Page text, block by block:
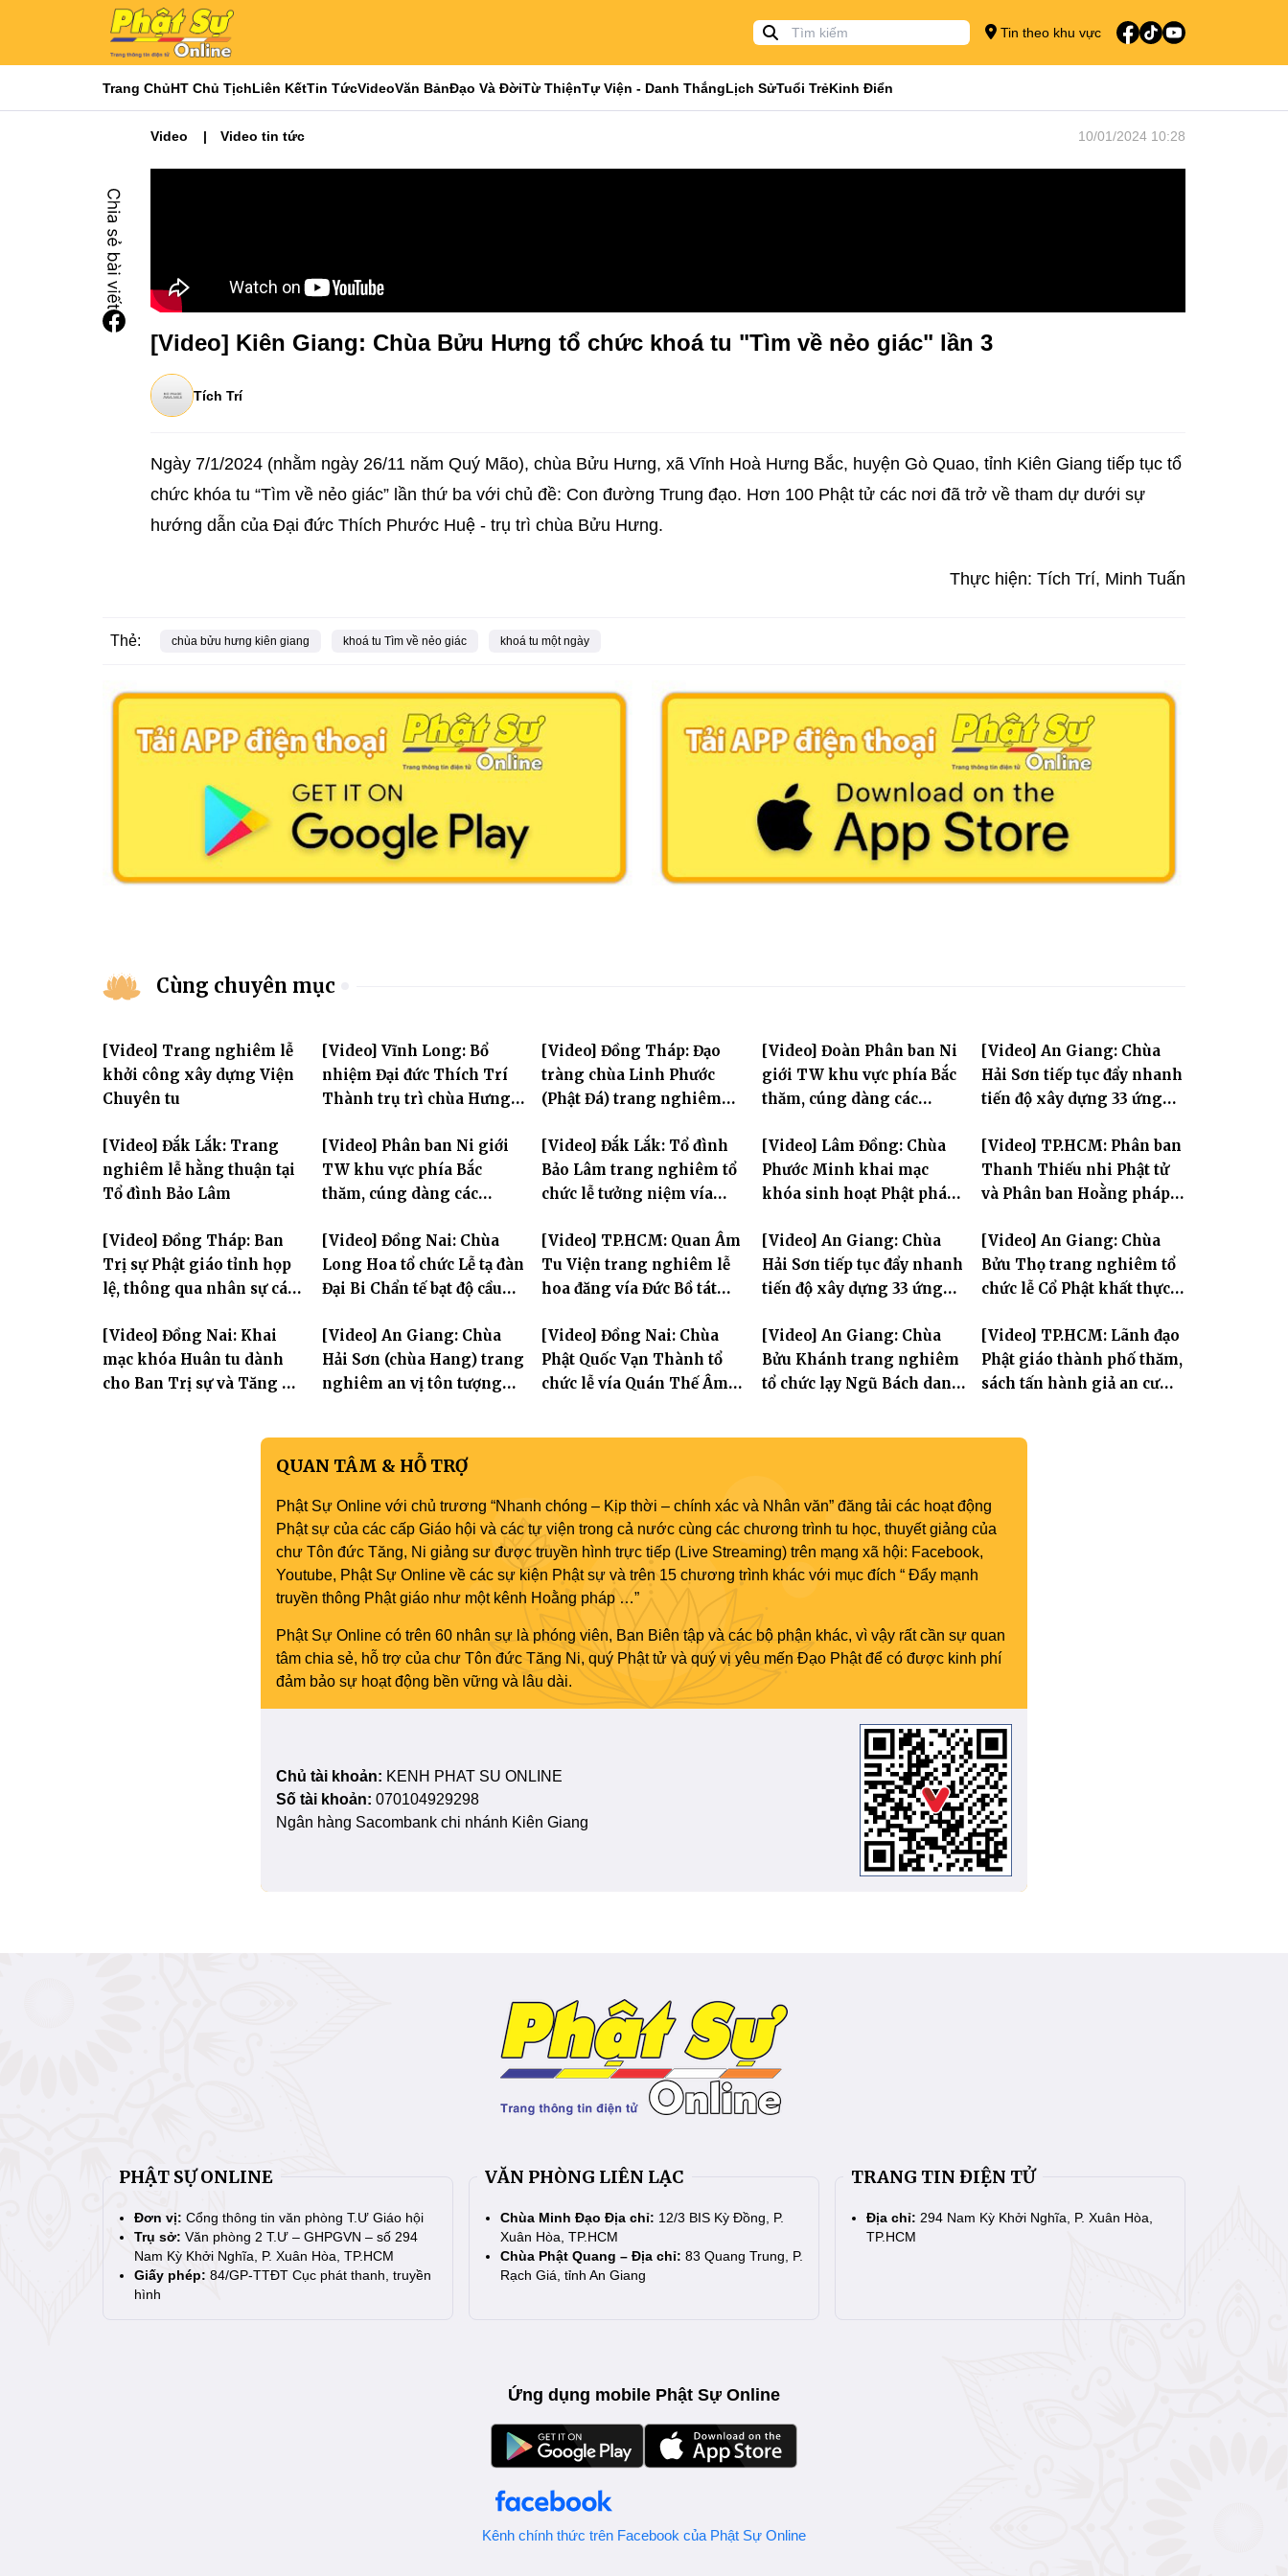
Tin theo khu vực
Trang ChủHT Chủ TịchLiên KếtTin TứcVideoVăn BảnĐạo Và ĐờiTừ ThiệnTự Viện - Danh ThắngLịch SửTuổi TrẻKinh Điển
Video Video tin tức 10/01/2024 10:28
[Video] Kiên Giang: Chùa Bửu Hưng tổ chức khoá tu "Tìm về nẻo giác" lần 3
Tích Trí
Ngày 7/1/2024 (nhằm ngày 26/11 năm Quý Mão), chùa Bửu Hưng, xã Vĩnh Hoà Hưng Bắc, huyện Gò Quao, tỉnh Kiên Giang tiếp tục tổ
chức khóa tu “Tìm về nẻo giác” lần thứ ba với chủ đề: Con đường Trung đạo. Hơn 100 Phật tử các nơi đã trở về tham dự dưới sự
hướng dẫn của Đại đức Thích Phước Huệ - trụ trì chùa Bửu Hưng.
Thực hiện: Tích Trí, Minh Tuấn
Thẻ: chùa bửu hưng kiên giang khoá tu Tìm về nẻo giác khoá tu một ngày
Cùng chuyên mục
[Video] Trang nghiêm lễ
khởi công xây dựng Viện
Chuyên tu
[Video] Vĩnh Long: Bổ
nhiệm Đại đức Thích Trí
Thành trụ trì chùa Hưng
[Video] Đồng Tháp: Đạo
tràng chùa Linh Phước
(Phật Đá) trang nghiêm
Hòa thượng Thích Nhuận
Sanh lần thứ 11
[Video] Đoàn Phân ban Ni
giới TW khu vực phía Bắc
thăm, cúng dàng các
mùa an cư PL.2570
[Video] An Giang: Chùa
Hải Sơn tiếp tục đẩy nhanh
tiến độ xây dựng 33 ứng
Âm
[Video] Đắk Lắk: Trang
nghiêm lễ hằng thuận tại
Tổ đình Bảo Lâm
[Video] Phân ban Ni giới
TW khu vực phía Bắc
thăm, cúng dàng các
Yên và thành phố Hải
Phòng
[Video] Đắk Lắk: Tổ đình
Bảo Lâm trang nghiêm tổ
chức lễ tưởng niệm vía
thành đạo và lễ Quy y Tam
bảo
[Video] Lâm Đồng: Chùa
Phước Minh khai mạc
khóa sinh hoạt Phật pháp
tay con" lần II
[Video] TP.HCM: Phân ban
Thanh Thiếu nhi Phật tử
và Phân ban Hoằng pháp
kết công tác Phật sự nhiệm
kỳ IX (2022 – 2027)
[Video] Đồng Tháp: Ban
Trị sự Phật giáo tỉnh họp
lệ, thông qua nhân sự các
[Video] Đồng Nai: Chùa
Long Hoa tổ chức Lễ tạ đàn
Đại Bi Chẩn tế bạt độ cầu
[Video] TP.HCM: Quan Âm
Tu Viện trang nghiêm lễ
hoa đăng vía Đức Bồ tát
[Video] An Giang: Chùa
Hải Sơn tiếp tục đẩy nhanh
tiến độ xây dựng 33 ứng
Âm
[Video] An Giang: Chùa
Bửu Thọ trang nghiêm tổ
chức lễ Cổ Phật khất thực
[Video] Đồng Nai: Khai
mạc khóa Huân tu dành
cho Ban Trị sự và Tăng Ni
[Video] An Giang: Chùa
Hải Sơn (chùa Hang) trang
nghiêm an vị tôn tượng
Âm Bồ tát thành đạo
[Video] Đồng Nai: Chùa
Phật Quốc Vạn Thành tổ
chức lễ vía Quán Thế Âm
[Video] An Giang: Chùa
Bửu Khánh trang nghiêm
tổ chức lạy Ngũ Bách danh
[Video] TP.HCM: Lãnh đạo
Phật giáo thành phố thăm,
sách tấn hành giả an cư
QUAN TÂM & HỖ TRỢ
Phật Sự Online với chủ trương “Nhanh chóng – Kịp thời – chính xác và Nhân văn” đăng tải các hoạt động
Phật sự của các cấp Giáo hội và các tự viện trong cả nước cùng các chương trình tu học, thuyết giảng của
chư Tôn đức Tăng, Ni giảng sư được truyền hình trực tiếp (Live Streaming) trên mạng xã hội: Facebook,
Youtube, Phật Sự Online về các sự kiện Phật sự và trên 15 chương trình khác với mục đích “ Đẩy mạnh
truyền thông Phật giáo như một kênh Hoằng pháp …”
Phật Sự Online có trên 60 nhân sự là phóng viên, Ban Biên tập và các bộ phận khác, vì vậy rất cần sự quan
tâm chia sẻ, hỗ trợ của chư Tôn đức Tăng Ni, quý Phật tử và quý vị yêu mến Đạo Phật để có được kinh phí
đảm bảo sự hoạt động bền vững và lâu dài.
Chủ tài khoản: KENH PHAT SU ONLINE
Số tài khoản: 070104929298
Ngân hàng Sacombank chi nhánh Kiên Giang
PHẬT SỰ ONLINE
Đơn vị: Cổng thông tin văn phòng T.Ư Giáo hội
Trụ sở: Văn phòng 2 T.Ư – GHPGVN – số 294
Nam Kỳ Khởi Nghĩa, P. Xuân Hòa, TP.HCM
Giấy phép: 84/GP-TTĐT Cục phát thanh, truyền
hình
VĂN PHÒNG LIÊN LẠC
Chùa Minh Đạo Địa chỉ: 12/3 BIS Kỳ Đồng, P.
Xuân Hòa, TP.HCM
Chùa Phật Quang – Địa chỉ: 83 Quang Trung, P.
Rạch Giá, tỉnh An Giang
TRANG TIN ĐIỆN TỬ
Địa chỉ: 294 Nam Kỳ Khởi Nghĩa, P. Xuân Hòa,
TP.HCM
Ứng dụng mobile Phật Sự Online
Kênh chính thức trên Facebook của Phật Sự Online